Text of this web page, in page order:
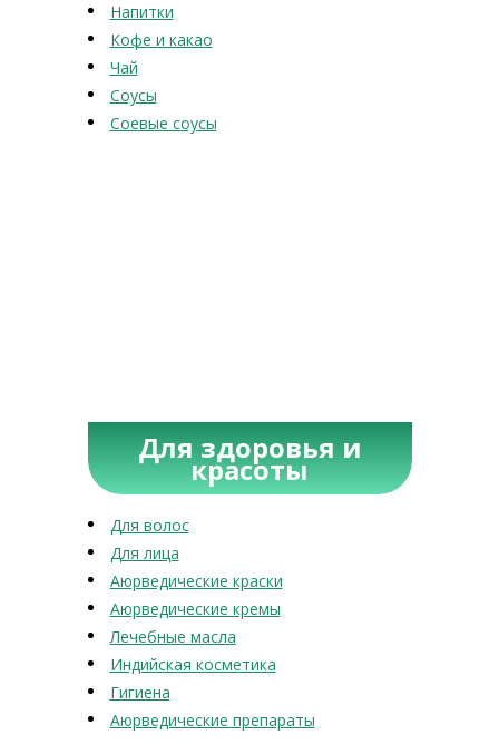
Напитки
Кофе и какао
Чай
Соусы
Соевые соусы
Для здоровья и
красоты
Для волос
Для лица
Аюрведические краски
Аюрведические кремы
Лечебные масла
Индийская косметика
Гигиена
Аюрведические препараты